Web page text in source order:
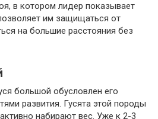
в котором лидер показывает
им защищаться от
на большие расстояния без
большой обусловлен его
развития. Гусята этой породы
набирают вес. Уже к 2-3